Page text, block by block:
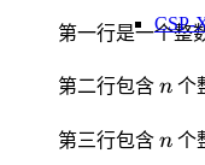
CSP-
第一行是一个整
第二行包含 n
n 个
第三行包含 n
n 个